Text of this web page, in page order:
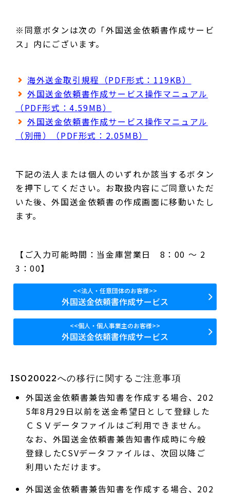
※ 同意ボタンは次の「外国送金依頼書作成サービ
ス」内にございます。
海外送金取引規程（PDF形式：119KB）
外国送金依頼書作成サービス操作マニュアル
（PDF形式：4.59MB）
外国送金依頼書作成サービス操作マニュアル
（別冊）（PDF形式：2.05MB）
下記の法人または個人のいずれか該当するボタン
を押下してください。お取扱内容にご同意いただ
いた後、外国送金依頼書の作成画面に移動いたし
ます。
【ご入力可能時間：当金庫営業日 8：00 ～ 2
3：00】
<<法人・任意団体のお客様>>
外国送金依頼書作成サービス
<<個人・個人事業主のお客様>>
外国送金依頼書作成サービス
ISO20022への移行に関するご注意事項
外国送金依頼書兼告知書を作成する場合、202
5年8月29日以前を送金希望日として登録した
ＣＳＶデータファイルはご利用できません。
なお、外国送金依頼書兼告知書作成時に今般
登録したCSVデータファイルは、次回以降ご
利用いただけます。
外国送金依頼書兼告知書を作成する場合、202